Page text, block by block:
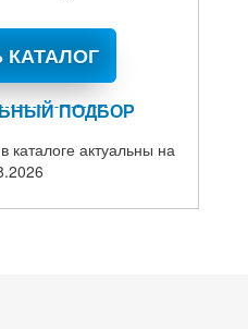
КАТАЛОГ
ПОДБОР
каталоге актуальны на